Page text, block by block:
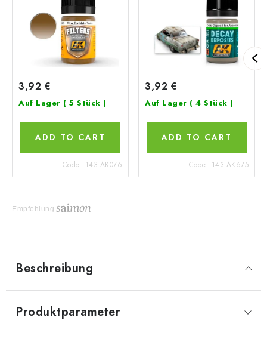
3,92 €
Auf Lager ( 5 Stück )
ADD TO CART
Code: 143-AK076
3,92 €
Auf Lager ( 4 Stück )
ADD TO CART
Code: 143-AK675
Empfehlung
Beschreibung
Produktparameter